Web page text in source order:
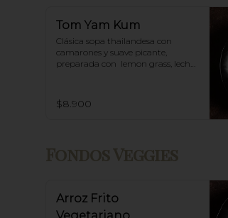
Tom Yam Kum
Clásica sopa thailandesa con
camarones y suave picante,
preparada con  lemon grass, leche
$8.900
Arroz Frito